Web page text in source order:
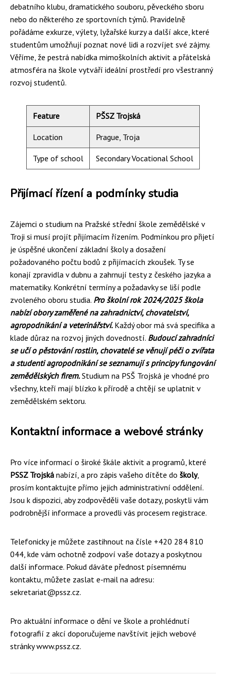
debatního klubu, dramatického souboru, pěveckého sboru
nebo do některého ze sportovních týmů. Pravidelně
pořádáme exkurze, výlety, lyžařské kurzy a další akce, které
studentům umožňují poznat nové lidi a rozvíjet své zájmy.
Věříme, že pestrá nabídka mimoškolních aktivit a přátelská
atmosféra na škole vytváří ideální prostředí pro všestranný
rozvoj studentů.
Feature PŠSZ Trojská
Location Prague, Troja
Type of school Secondary Vocational School
Přijímací řízení a podmínky studia
Zájemci o studium na Pražské střední škole zemědělské v
Troji si musí projít přijímacím řízením. Podmínkou pro přijetí
je úspěšné ukončení základní školy a dosažení
požadovaného počtu bodů z přijímacích zkoušek. Ty se
konají zpravidla v dubnu a zahrnují testy z českého jazyka a
matematiky. Konkrétní termíny a požadavky se liší podle
zvoleného oboru studia. Pro školní rok 2024/2025 škola
nabízí obory zaměřené na zahradnictví, chovatelství,
agropodnikání a veterinářství.Každý obor má svá specifika a
klade důraz na rozvoj jiných dovedností. Budoucí zahradníci
se učí o pěstování rostlin, chovatelé se věnují péči o zvířata
a studenti agropodnikání se seznamují s principy fungování
zemědělských firem.Studium na PSŠ Trojská je vhodné pro
všechny, kteří mají blízko k přírodě a chtějí se uplatnit v
zemědělském sektoru.
Kontaktní informace a webové stránky
Pro více informací o široké škále aktivit a programů, které
PSSZ Trojská nabízí, a pro zápis vašeho dítěte do školy,
prosím kontaktujte přímo jejich administrativní oddělení.
Jsou k dispozici, aby zodpověděli vaše dotazy, poskytli vám
podrobnější informace a provedli vás procesem registrace.
Telefonicky je můžete zastihnout na čísle +420 284 810
044, kde vám ochotně zodpoví vaše dotazy a poskytnou
další informace. Pokud dáváte přednost písemnému
kontaktu, můžete zaslat e-mail na adresu:
sekretariat@pssz.cz.
Pro aktuální informace o dění ve škole a prohlédnutí
fotografií z akcí doporučujeme navštívit jejich webové
stránky www.pssz.cz.